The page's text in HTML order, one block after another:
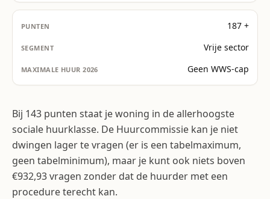
187 +
Vrije sector
Geen WWS-cap
Bij 143 punten staat je woning in de allerhoogste
sociale huurklasse. De Huurcommissie kan je niet
dwingen lager te vragen (er is een tabelmaximum,
geen tabelminimum), maar je kunt ook niets boven
€932,93 vragen zonder dat de huurder met een
procedure terecht kan.